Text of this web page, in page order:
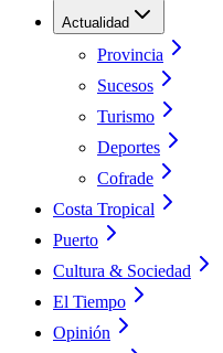
Actualidad
Provincia
Sucesos
Turismo
Deportes
Cofrade
Costa Tropical
Puerto
Cultura & Sociedad
El Tiempo
Opinión